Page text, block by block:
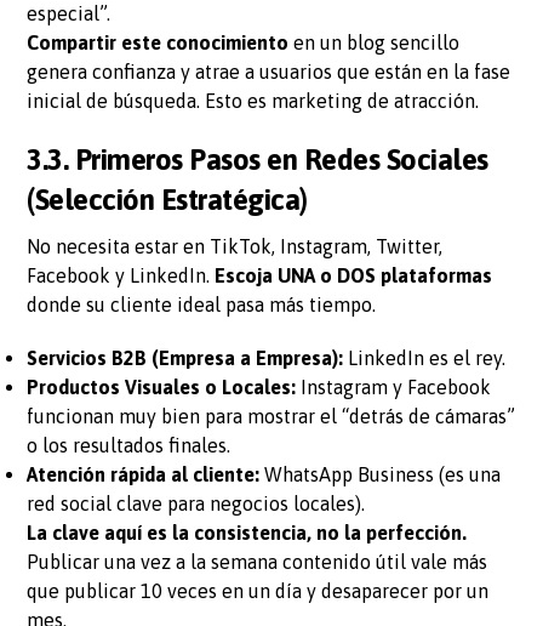
especial”.
Compartir este conocimiento en un blog sencillo
genera confianza y atrae a usuarios que están en la fase
inicial de búsqueda. Esto es marketing de atracción.
3.3. Primeros Pasos en Redes Sociales
(Selección Estratégica)
No necesita estar en TikTok, Instagram, Twitter,
Facebook y LinkedIn. Escoja UNA o DOS plataformas
donde su cliente ideal pasa más tiempo.
Servicios B2B (Empresa a Empresa): LinkedIn es el rey.
Productos Visuales o Locales: Instagram y Facebook
funcionan muy bien para mostrar el “detrás de cámaras”
o los resultados finales.
Atención rápida al cliente: WhatsApp Business (es una
red social clave para negocios locales).
La clave aquí es la consistencia, no la perfección.
Publicar una vez a la semana contenido útil vale más
que publicar 10 veces en un día y desaparecer por un
mes.